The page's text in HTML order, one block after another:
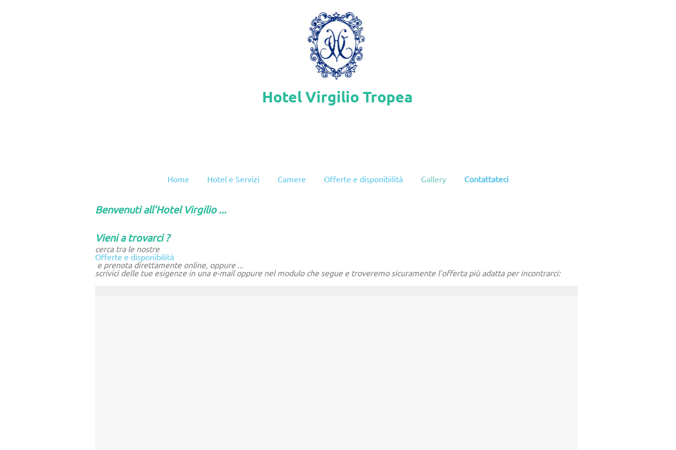
Hotel Virgilio Tropea
Home Hotel e Servizi Camere Offerte e disponibilità Gallery Contattateci
Benvenuti all'Hotel Virgilio ...
Vieni a trovarci ?
cerca tra le nostre
Offerte e disponibilità
e prenota direttamente online, oppure ...
scrivici delle tue esigenze in una e-mailoppure nel modulo che segue e troveremo sicuramente l'offerta più adatta per incontrarci: